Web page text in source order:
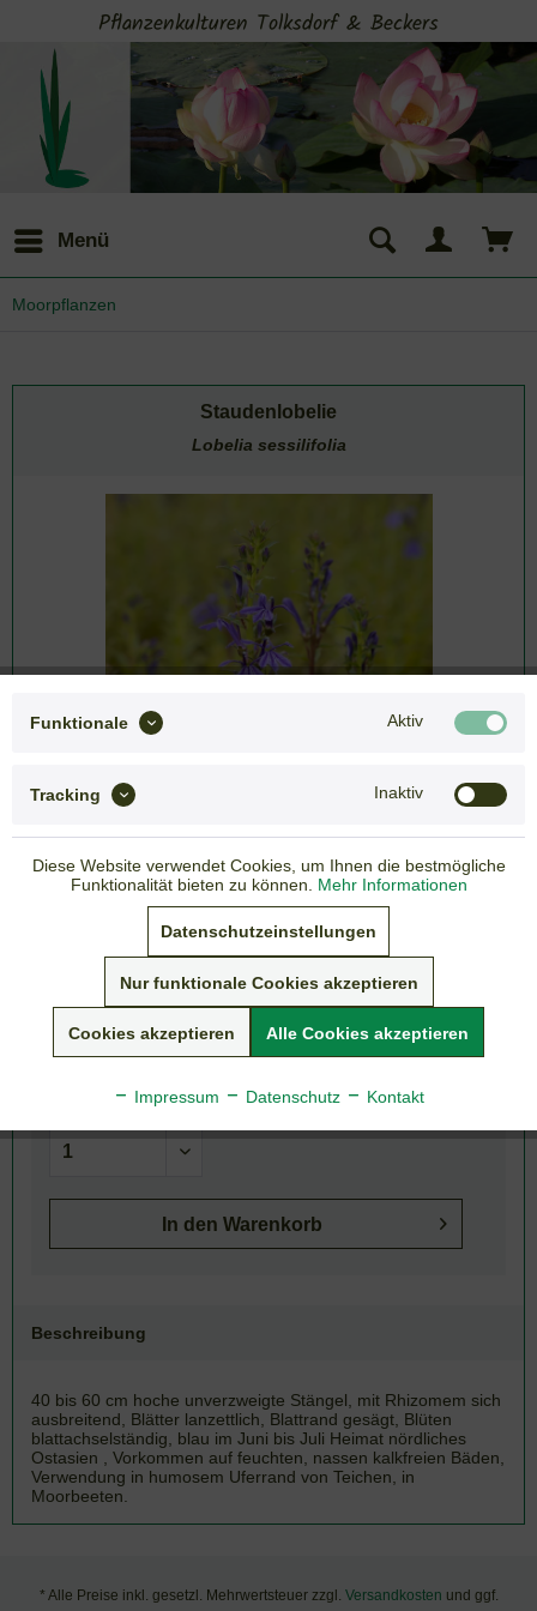
Pflanzenkulturen Tolksdorf & Beckers
Menü
Moorpflanzen
Staudenlobelie
Lobelia sessilifolia
inkl. gesetzlicher MwSt.
zzgl. Versandkosten
Lieferzeit: 3-7 Tage
Sommer-Versandpause vom 05. - 19.07.2026
In den Warenkorb
Beschreibung
40 bis 60 cm hoche unverzweigte Stängel, mit Rhizomem sich
ausbreitend, Blätter lanzettlich, Blattrand gesägt, Blüten
blattachselständig, blau im Juni bis Juli Heimat nördliches
Ostasien , Vorkommen auf feuchten, nassen kalkfreien Bäden,
Verwendung in humosem Uferrand von Teichen, in
Moorbeeten.
* Alle Preise inkl. gesetzl. Mehrwertsteuer zzgl. Versandkosten und ggf.
Funktionale Aktiv
Tracking Inaktiv
Diese Website verwendet Cookies, um Ihnen die bestmögliche
Funktionalität bieten zu können. Mehr Informationen
Datenschutzeinstellungen
Nur funktionale Cookies akzeptieren
Cookies akzeptieren Alle Cookies akzeptieren
Impressum Datenschutz Kontakt